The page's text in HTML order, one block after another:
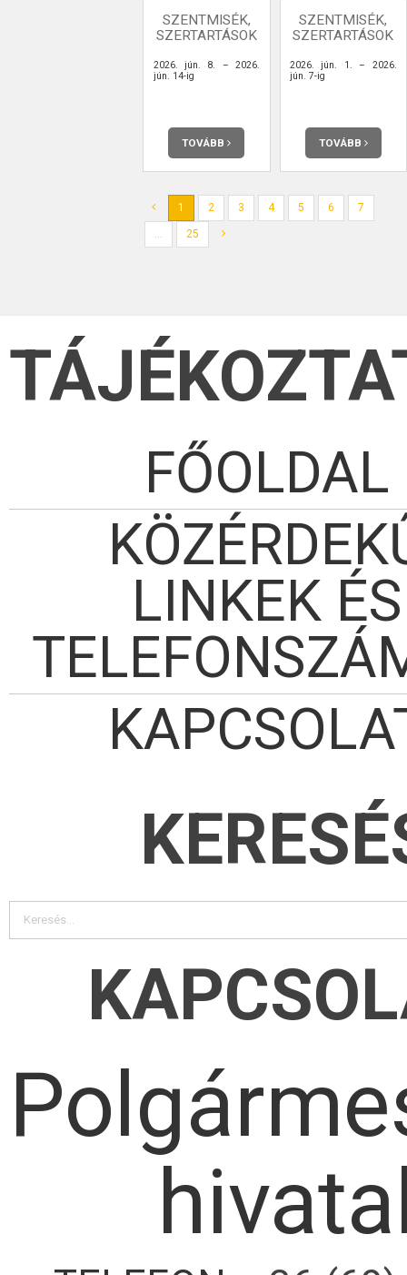
SZENTMISÉK,
SZERTARTÁSOK
2026. jún. 8. – 2026.
jún. 14-ig
TOVÁBB
SZENTMISÉK,
SZERTARTÁSOK
2026. jún. 1. – 2026.
jún. 7-ig
TOVÁBB
1 2 3 4 5 6 7
... 25
FŐOLDAL
LINKEK ÉS